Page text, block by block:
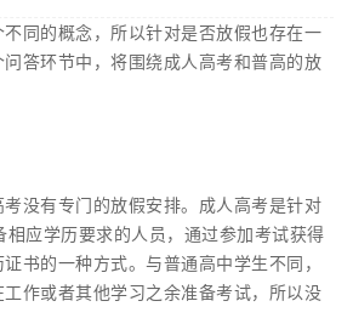
同的概念，所以针对是否放假也存在一
答环节中，将围绕成人高考和普高的放
没有专门的放假安排。成人高考是针对
应学历要求的人员，通过参加考试获得
书的一种方式。与普通高中学生不同，
作或者其他学习之余准备考试，所以没